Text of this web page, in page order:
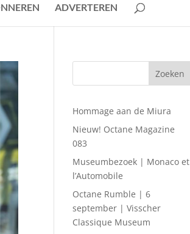
ADVERTEREN
Hommage aan de Miura
Nieuw! Octane Magazine
083
Museumbezoek | Monaco et
l’Automobile
Octane Rumble | 6
september | Visscher
Classique Museum